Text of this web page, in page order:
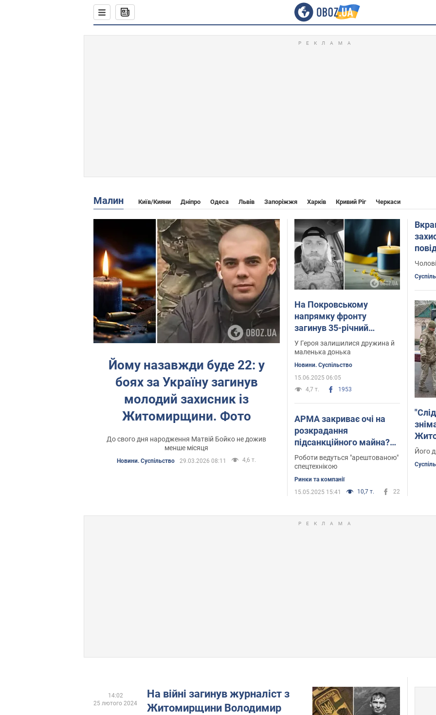
Малин Київ/Кияни Дніпро Одеса Львів Запоріжжя Харків Кривий Ріг Черкаси
Йому назавжди буде 22: у
боях за Україну загинув
молодий захисник із
Житомирщини. Фото
До свого дня народження Матвій Бойко не дожив
менше місяця
Новини. Суспільство 29.03.2026 08:11 4,6 т.
На Покровському
напрямку фронту
загинув 35-річний
захисник із
Житомирщини. Фото
У Героя залишилися дружина й
маленька донька
Новини. Суспільство
15.06.2025 06:05
4,7 т.
1953
АРМА закриває очі на
розкрадання
підсанкційного майна?
На арештованому заводі
групи "Юнігран" Шапрана
і Осіпова ведуться
роботи
Роботи ведуться "арештованою"
спецтехнікою
Ринки та компанії
15.05.2025 15:41
10,7 т. 22
Його
На війні загинув журналіст з
Житомирщини Володимир
14:02
25 лютого 2024